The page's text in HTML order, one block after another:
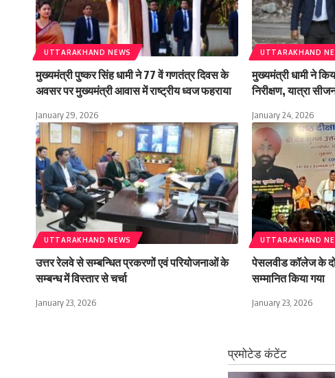
UTTARAKHAND NEWS
मुख्यमंत्री पुष्कर सिंह धामी ने 77 वें गणतंत्र दिवस के
अवसर पर मुख्यमंत्री आवास में राष्ट्रीय ध्वज फहराया
January 29, 2026
UTTARAKHAND
मुख्यमंत्री धामी ने
निरीक्षण, यात्रा
January 24, 2026
UTTARAKHAND NEWS
उत्तर रेलवे से सम्बन्धित प्रकरणों एवं परियोजनाओं के
सम्बन्ध में विस्तार से चर्चा
January 23, 2026
UTTARAKHAND
पेसलवीड कॉलेज के दो
सम्मानित किया गया
January 23, 2026